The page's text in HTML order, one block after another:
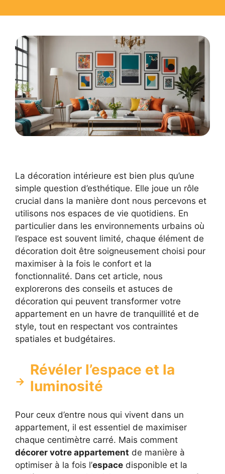
La décoration intérieure est bien plus qu’une
simple question d’esthétique. Elle joue un rôle
crucial dans la manière dont nous percevons et
utilisons nos espaces de vie quotidiens. En
particulier dans les environnements urbains où
l’espace est souvent limité, chaque élément de
décoration doit être soigneusement choisi pour
maximiser à la fois le confort et la
fonctionnalité. Dans cet article, nous
explorerons des conseils et astuces de
décoration qui peuvent transformer votre
appartement en un havre de tranquillité et de
style, tout en respectant vos contraintes
spatiales et budgétaires.
Révéler l’espace et la
luminosité
Pour ceux d’entre nous qui vivent dans un
appartement, il est essentiel de maximiser
chaque centimètre carré. Mais comment
décorer votre appartement de manière à
optimiser à la fois l’espace disponible et la